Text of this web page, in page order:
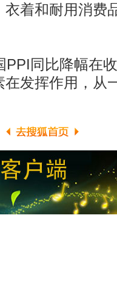
着和耐用消费
同比降幅在收
发挥作用，从